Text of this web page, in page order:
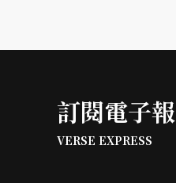
訂閱電子報
VERSE EXPRESS